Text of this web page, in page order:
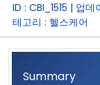
·금융·보험• 소비
ID : CBI_1515 | 업데
테고리 : 헬스케어
Summary